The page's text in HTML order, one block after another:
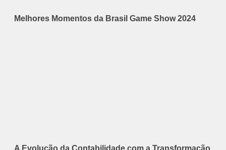
Melhores Momentos da Brasil Game Show 2024
A Evolução da Contabilidade com a Transformação